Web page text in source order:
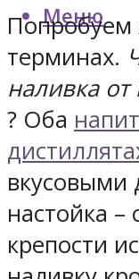
Меню
Попробуем
терминах.
наливка от
? Оба
вкусовыми
настойка –
крепости